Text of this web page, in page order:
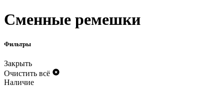
Сменные ремешки
Фильтры
Закрыть
Очистить всё
Наличие